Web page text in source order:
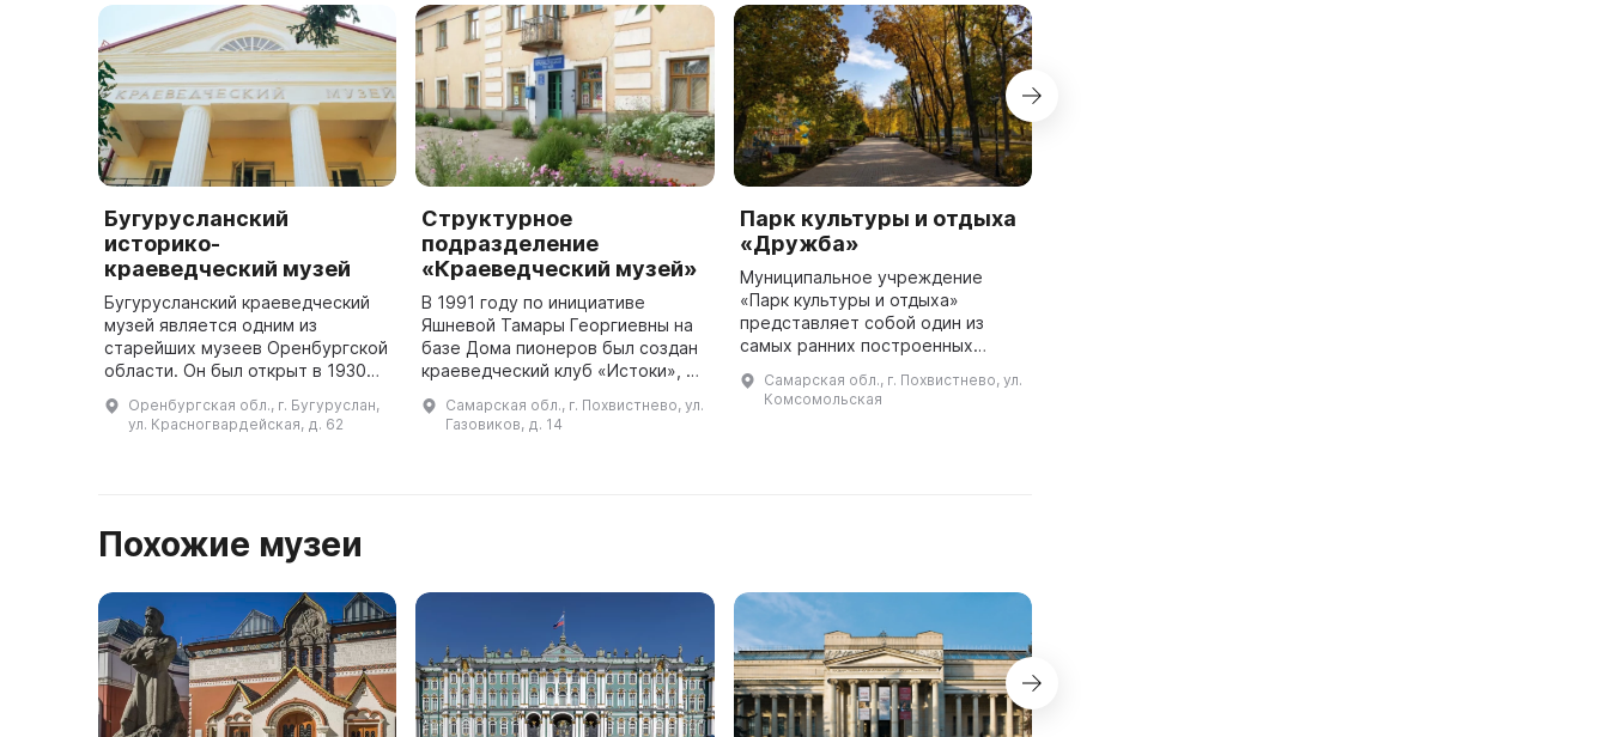
Бугурусланский
историко-
краеведческий музей
Бугурусланский краеведческий
музей является одним из
старейших музеев Оренбургской
области. Он был открыт в 1930
Леонтьевича Аниховского,
палеонтолога и археолога. Музей
Оренбургская обл., г. Бугуруслан,
ул. Красногвардейская, д. 62
Структурное
подразделение
«Краеведческий музей»
В 1991 году по инициативе
Яшневой Тамары Георгиевны на
базе Дома пионеров был создан
краеведческий клуб «Истоки», а
сберкассы был открыт
Муниципальный городской музей.
Самарская обл., г. Похвистнево, ул.
Газовиков, д. 14
Парк культуры и отдыха
«Дружба»
Муниципальное учреждение
«Парк культуры и отдыха»
представляет собой один из
самых ранних построенных
декабре 2011 года оно было
Самарская обл., г. Похвистнево, ул.
Комсомольская
Похожие музеи